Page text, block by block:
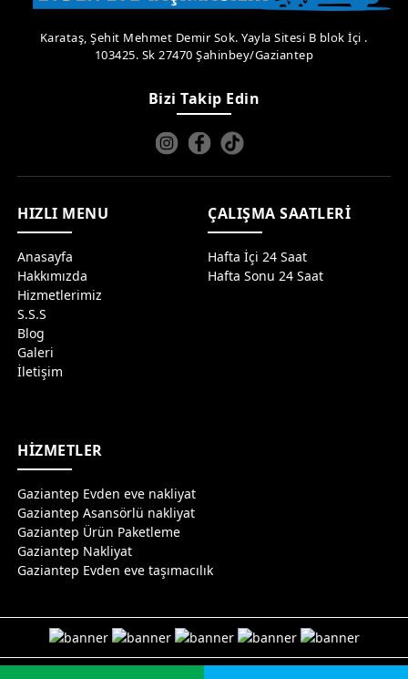
Karataş, Şehit Mehmet Demir Sok. Yayla Sitesi B blok İçi .
103425. Sk 27470 Şahinbey/Gaziantep
Bizi Takip Edin
HIZLI MENU
Anasayfa
Hakkımızda
Hizmetlerimiz
S.S.S
Blog
Galeri
İletişim
ÇALIŞMA SAATLERİ
Hafta İçi 24 Saat
Hafta Sonu 24 Saat
HİZMETLER
Gaziantep Evden eve nakliyat
Gaziantep Asansörlü nakliyat
Gaziantep Ürün Paketleme
Gaziantep Nakliyat
Gaziantep Evden eve taşımacılık